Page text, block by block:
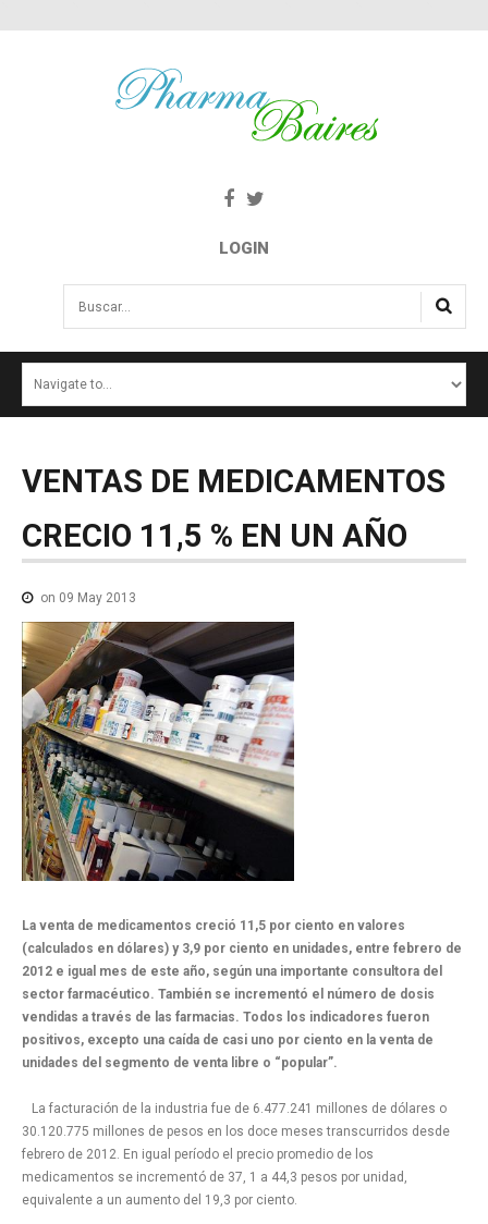
LOGIN
Buscar...
NOTICIAS
NOTICIAS MEDICAMENTOS
CONTACTO
VENTAS DE MEDICAMENTOS
CRECIO 11,5 % EN UN AÑO
on 09 May 2013
La venta de medicamentos creció 11,5 por ciento en valores
(calculados en dólares) y 3,9 por ciento en unidades, entre febrero de
2012 e igual mes de este año, según una importante consultora del
sector farmacéutico. También se incrementó el número de dosis
vendidas a través de las farmacias. Todos los indicadores fueron
positivos, excepto una caída de casi uno por ciento en la venta de
unidades del segmento de venta libre o “popular”.
La facturación de la industria fue de 6.477.241 millones de dólares o
30.120.775 millones de pesos en los doce meses transcurridos desde
febrero de 2012. En igual período el precio promedio de los
medicamentos se incrementó de 37, 1 a 44,3 pesos por unidad,
equivalente a un aumento del 19,3 por ciento.